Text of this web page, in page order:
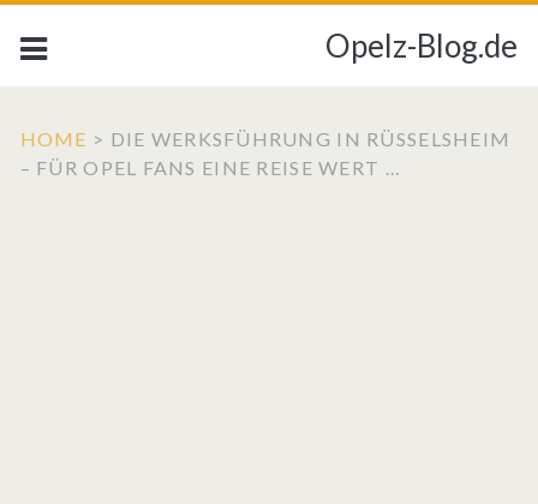
Opelz-Blog.de
HOME > DIE WERKSFÜHRUNG IN RÜSSELSHEIM
– FÜR OPEL FANS EINE REISE WERT …